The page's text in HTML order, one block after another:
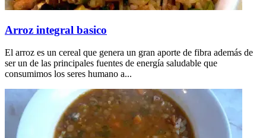
Arroz integral basico
El arroz es un cereal que genera un gran aporte de fibra además de
ser un de las principales fuentes de energía saludable que
consumimos los seres humano a...